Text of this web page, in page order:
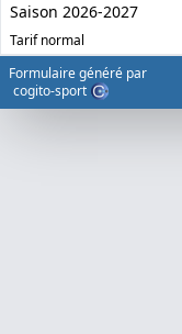
Saison 2026-2027
Tarif normal
Formulaire généré par
cogito-sport